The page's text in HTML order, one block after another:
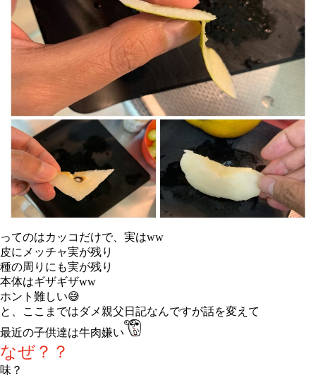
ってのはカッコだけで、実はww
皮にメッチャ実が残り
種の周りにも実が残り
本体はギザギザww
ホント難しい😅
と、ここまではダメ親父日記なんですが話を変えて
最近の子供達は牛肉嫌い
なぜ？？
味？